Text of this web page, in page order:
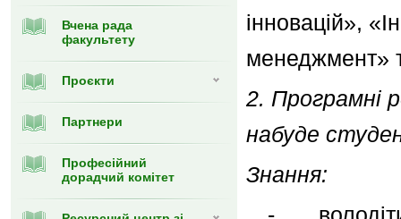
Вчена рада
факультету
Проєкти
Партнери
Професійний
дорадчий комітет
інновацій»,
менеджмент»
2. Програмні
набуде
Знання: